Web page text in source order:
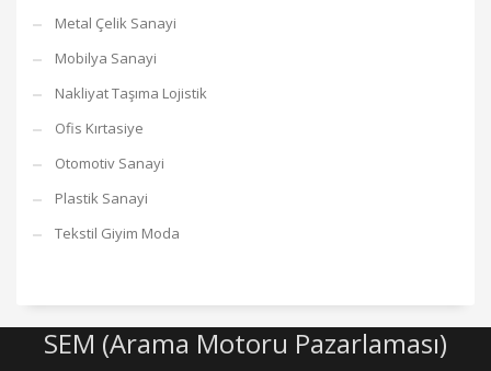
Metal Çelik Sanayi
Mobilya Sanayi
Nakliyat Taşıma Lojistik
Ofis Kırtasiye
Otomotiv Sanayi
Plastik Sanayi
Tekstil Giyim Moda
SEM (Arama Motoru Pazarlaması)